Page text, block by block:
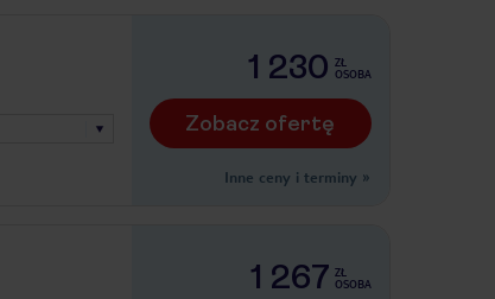
1 230 ZŁ
OSOBA
Zobacz ofertę
Inne ceny i terminy »
1 267 ZŁ
OSOBA